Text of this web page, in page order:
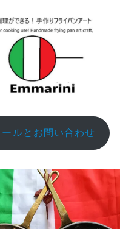
ルとお問い合わせ